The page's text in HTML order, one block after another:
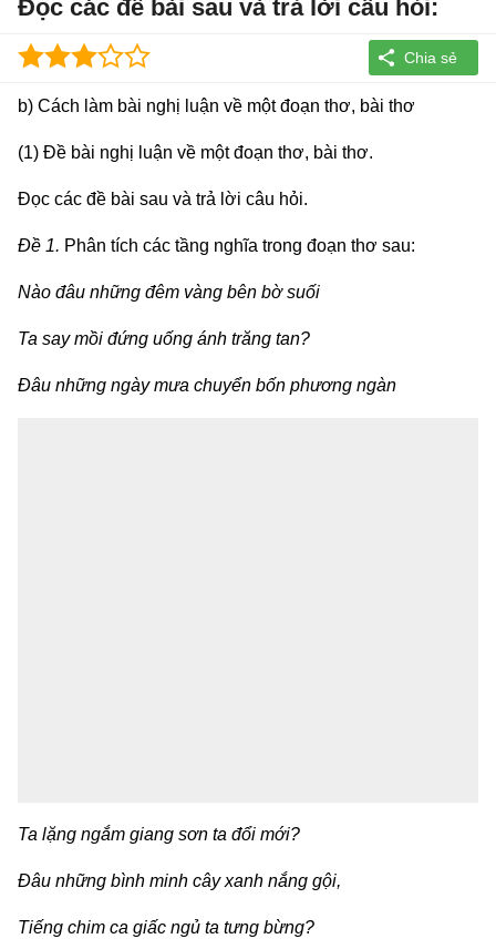
Đọc các đề bài sau và trả lời câu hỏi:
b) Cách làm bài nghị luận về một đoạn thơ, bài thơ
(1) Đề bài nghị luận về một đoạn thơ, bài thơ.
Đọc các đề bài sau và trả lời câu hỏi.
Đề 1. Phân tích các tầng nghĩa trong đoạn thơ sau:
Nào đâu những đêm vàng bên bờ suối
Ta say mồi đứng uống ánh trăng tan?
Đâu những ngày mưa chuyển bốn phương ngàn
Ta lặng ngắm giang sơn ta đổi mới?
Đâu những bình minh cây xanh nắng gội,
Tiếng chim ca giấc ngủ ta tưng bừng?